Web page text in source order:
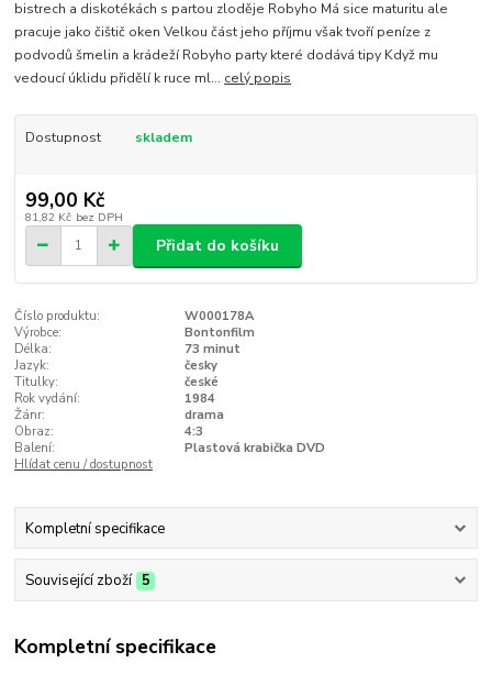
bistrech a diskotékách s partou zloděje Robyho Má sice maturitu ale
pracuje jako čištič oken Velkou část jeho příjmu však tvoří peníze z
podvodů šmelin a krádeží Robyho party které dodává tipy Když mu
vedoucí úklidu přidělí k ruce ml... celý popis
Dostupnost skladem
99,00 Kč
81,82 Kč bez DPH
Přidat do košíku
Číslo produktu:
W000178A
Výrobce:
Bontonfilm
Délka:
73 minut
Jazyk:
česky
Titulky:
české
Rok vydání:
1984
Žánr:
drama
Obraz:
4:3
Balení:
Plastová krabička DVD
Hlídat cenu / dostupnost
Kompletní specifikace
Související zboží 5
Kompletní specifikace